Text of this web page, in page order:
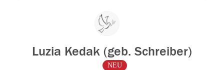
Luzia Kedak (geb. Schreiber)
NEU